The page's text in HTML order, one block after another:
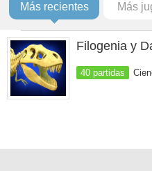
Más recientes Más
Filogenia y
40 partidas